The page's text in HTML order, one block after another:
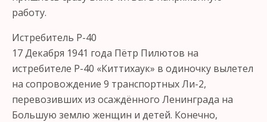
работу.
Истребитель Р-40
17 Декабря 1941 года Пётр Пилютов на
истребителе Р-40 «Киттихаук» в одиночку вылетел
на сопровождение 9 транспортных Ли-2,
перевозивших из осаждённого Ленинграда на
Большую землю женщин и детей. Конечно,